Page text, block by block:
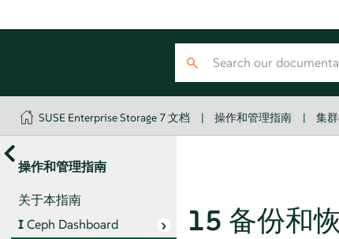
SUSE Enterprise Storage 7 文档 | 操作和管理指南 | 集
操作和管理指南
关于本指南
ICeph Dashboard
15 备份和